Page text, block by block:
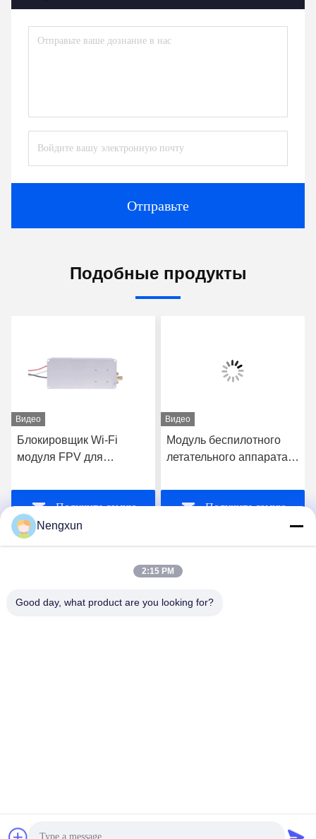
Отправьте
Подобные продукты
Видео
Блокировщик Wi-Fi
модуля FPV для
летательных аппаратов
Получите самую
Видео
Модуль беспилотного
летательного аппарата
FPV C-UAS Drone Wifi
Bluetooth Jammer
Получите самую
Nengxun Communication Technology Co.,Ltd.
Nengxun
2:15 PM
Good day, what product are you looking for?